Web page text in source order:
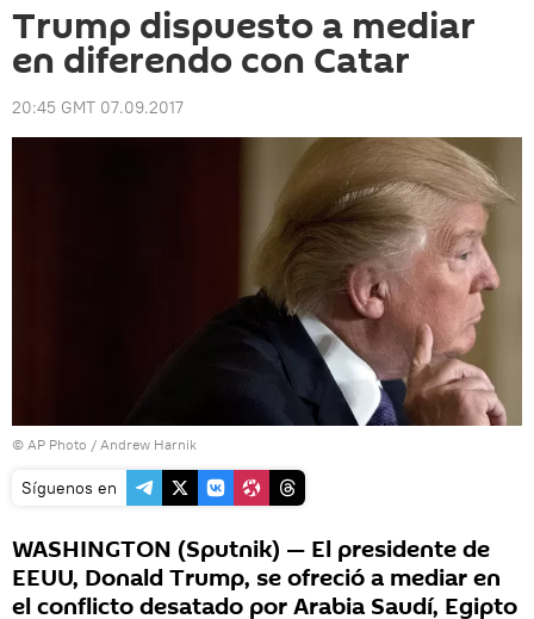
Trump dispuesto a mediar
en diferendo con Catar
20:45 GMT 07.09.2017
© AP Photo / Andrew Harnik
Síguenos en
WASHINGTON (Sputnik) — El presidente de
EEUU, Donald Trump, se ofreció a mediar en
el conflicto desatado por Arabia Saudí, Egipto